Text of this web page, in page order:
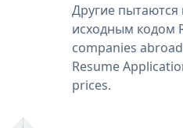
Другие
исходным кодом
companies
Resume
prices.